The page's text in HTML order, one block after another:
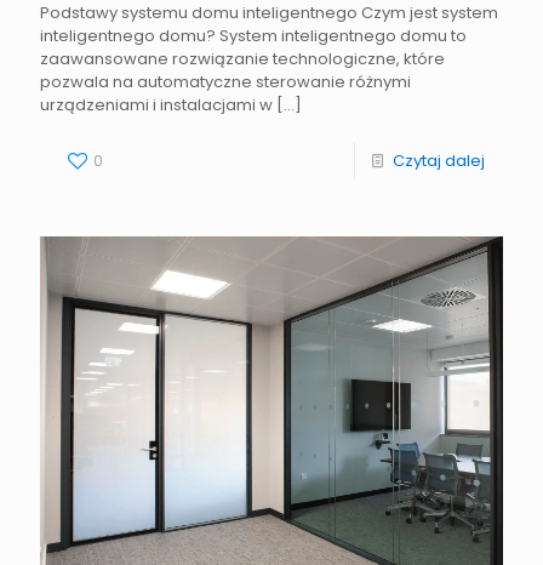
Podstawy systemu domu inteligentnego Czym jest system
inteligentnego domu? System inteligentnego domu to
zaawansowane rozwiązanie technologiczne, które
pozwala na automatyczne sterowanie różnymi
urządzeniami i instalacjami w […]
0 Czytaj dalej